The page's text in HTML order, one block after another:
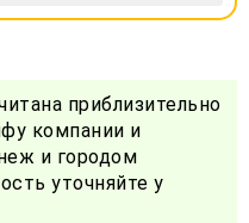
приблизительно
компании и
и городом
уточняйте у